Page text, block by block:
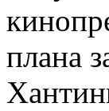
плана